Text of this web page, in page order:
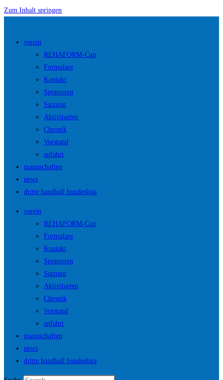
Zum Inhalt springen
verein
REHAFORM-Cup
Formulare
Kontakt
Sponsoren
Satzung
Aktivitaeten
Chronik
Vorstand
anfahrt
mannschaften
news
dritte handball bundesliga
verein
REHAFORM-Cup
Formulare
Kontakt
Sponsoren
Satzung
Aktivitaeten
Chronik
Vorstand
anfahrt
mannschaften
news
dritte handball bundesliga